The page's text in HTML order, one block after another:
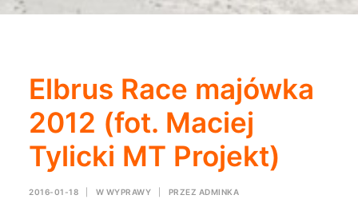
Elbrus Race majówka
2012 (fot. Maciej
Tylicki MT Projekt)
2016-01-18 W WYPRAWY PRZEZ ADMINKA